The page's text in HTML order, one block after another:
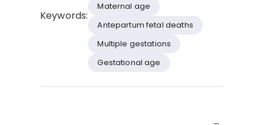
Keywords:
Maternal age
Antepartum fetal deaths
Multiple gestations
Gestational age